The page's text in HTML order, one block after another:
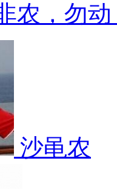
农，勿动
沙黾农